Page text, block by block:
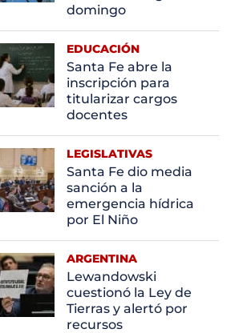
domingo
EDUCACIÓN
Santa Fe abre la
inscripción para
titularizar cargos
docentes
LEGISLATIVAS
Santa Fe dio media
sanción a la
emergencia hídrica
por El Niño
ARGENTINA
Lewandowski
cuestionó la Ley de
Tierras y alertó por
recursos